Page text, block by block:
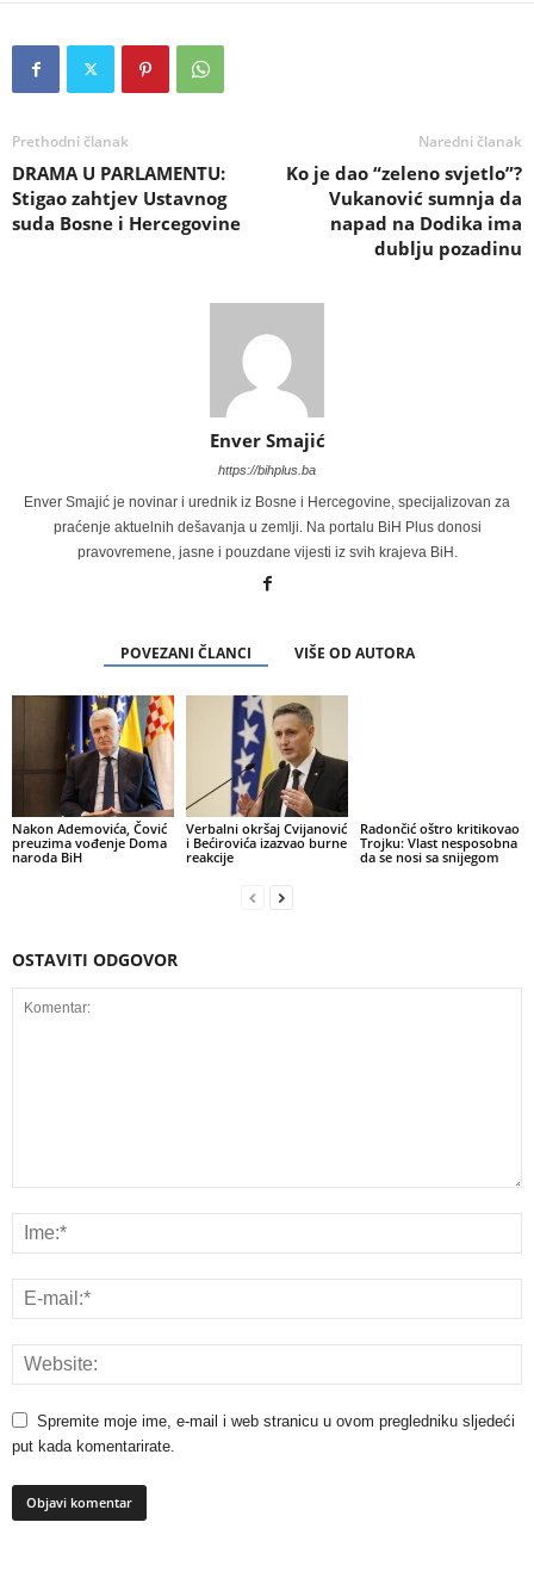
Prethodni članak
DRAMA U PARLAMENTU:
Stigao zahtjev Ustavnog
suda Bosne i Hercegovine
Naredni članak
Ko je dao “zeleno svjetlo”?
Vukanović sumnja da
napad na Dodika ima
dublju pozadinu
Enver Smajić
https://bihplus.ba
Enver Smajić je novinar i urednik iz Bosne i Hercegovine, specijalizovan za
praćenje aktuelnih dešavanja u zemlji. Na portalu BiH Plus donosi
pravovremene, jasne i pouzdane vijesti iz svih krajeva BiH.
POVEZANI ČLANCI VIŠE OD AUTORA
Nakon Ademovića, Čović
preuzima vođenje Doma
naroda BiH
Verbalni okršaj Cvijanović
i Bećirovića izazvao burne
reakcije
OSTAVITI ODGOVOR
Spremite moje ime, e-mail i web stranicu u ovom pregledniku sljedeći
put kada komentarirate.